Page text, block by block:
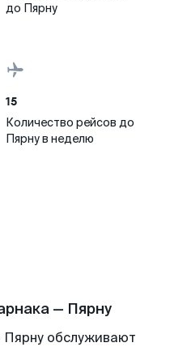
до Пярну
15
Количество рейсов до
Пярну в неделю
— Пярну
обслуживают